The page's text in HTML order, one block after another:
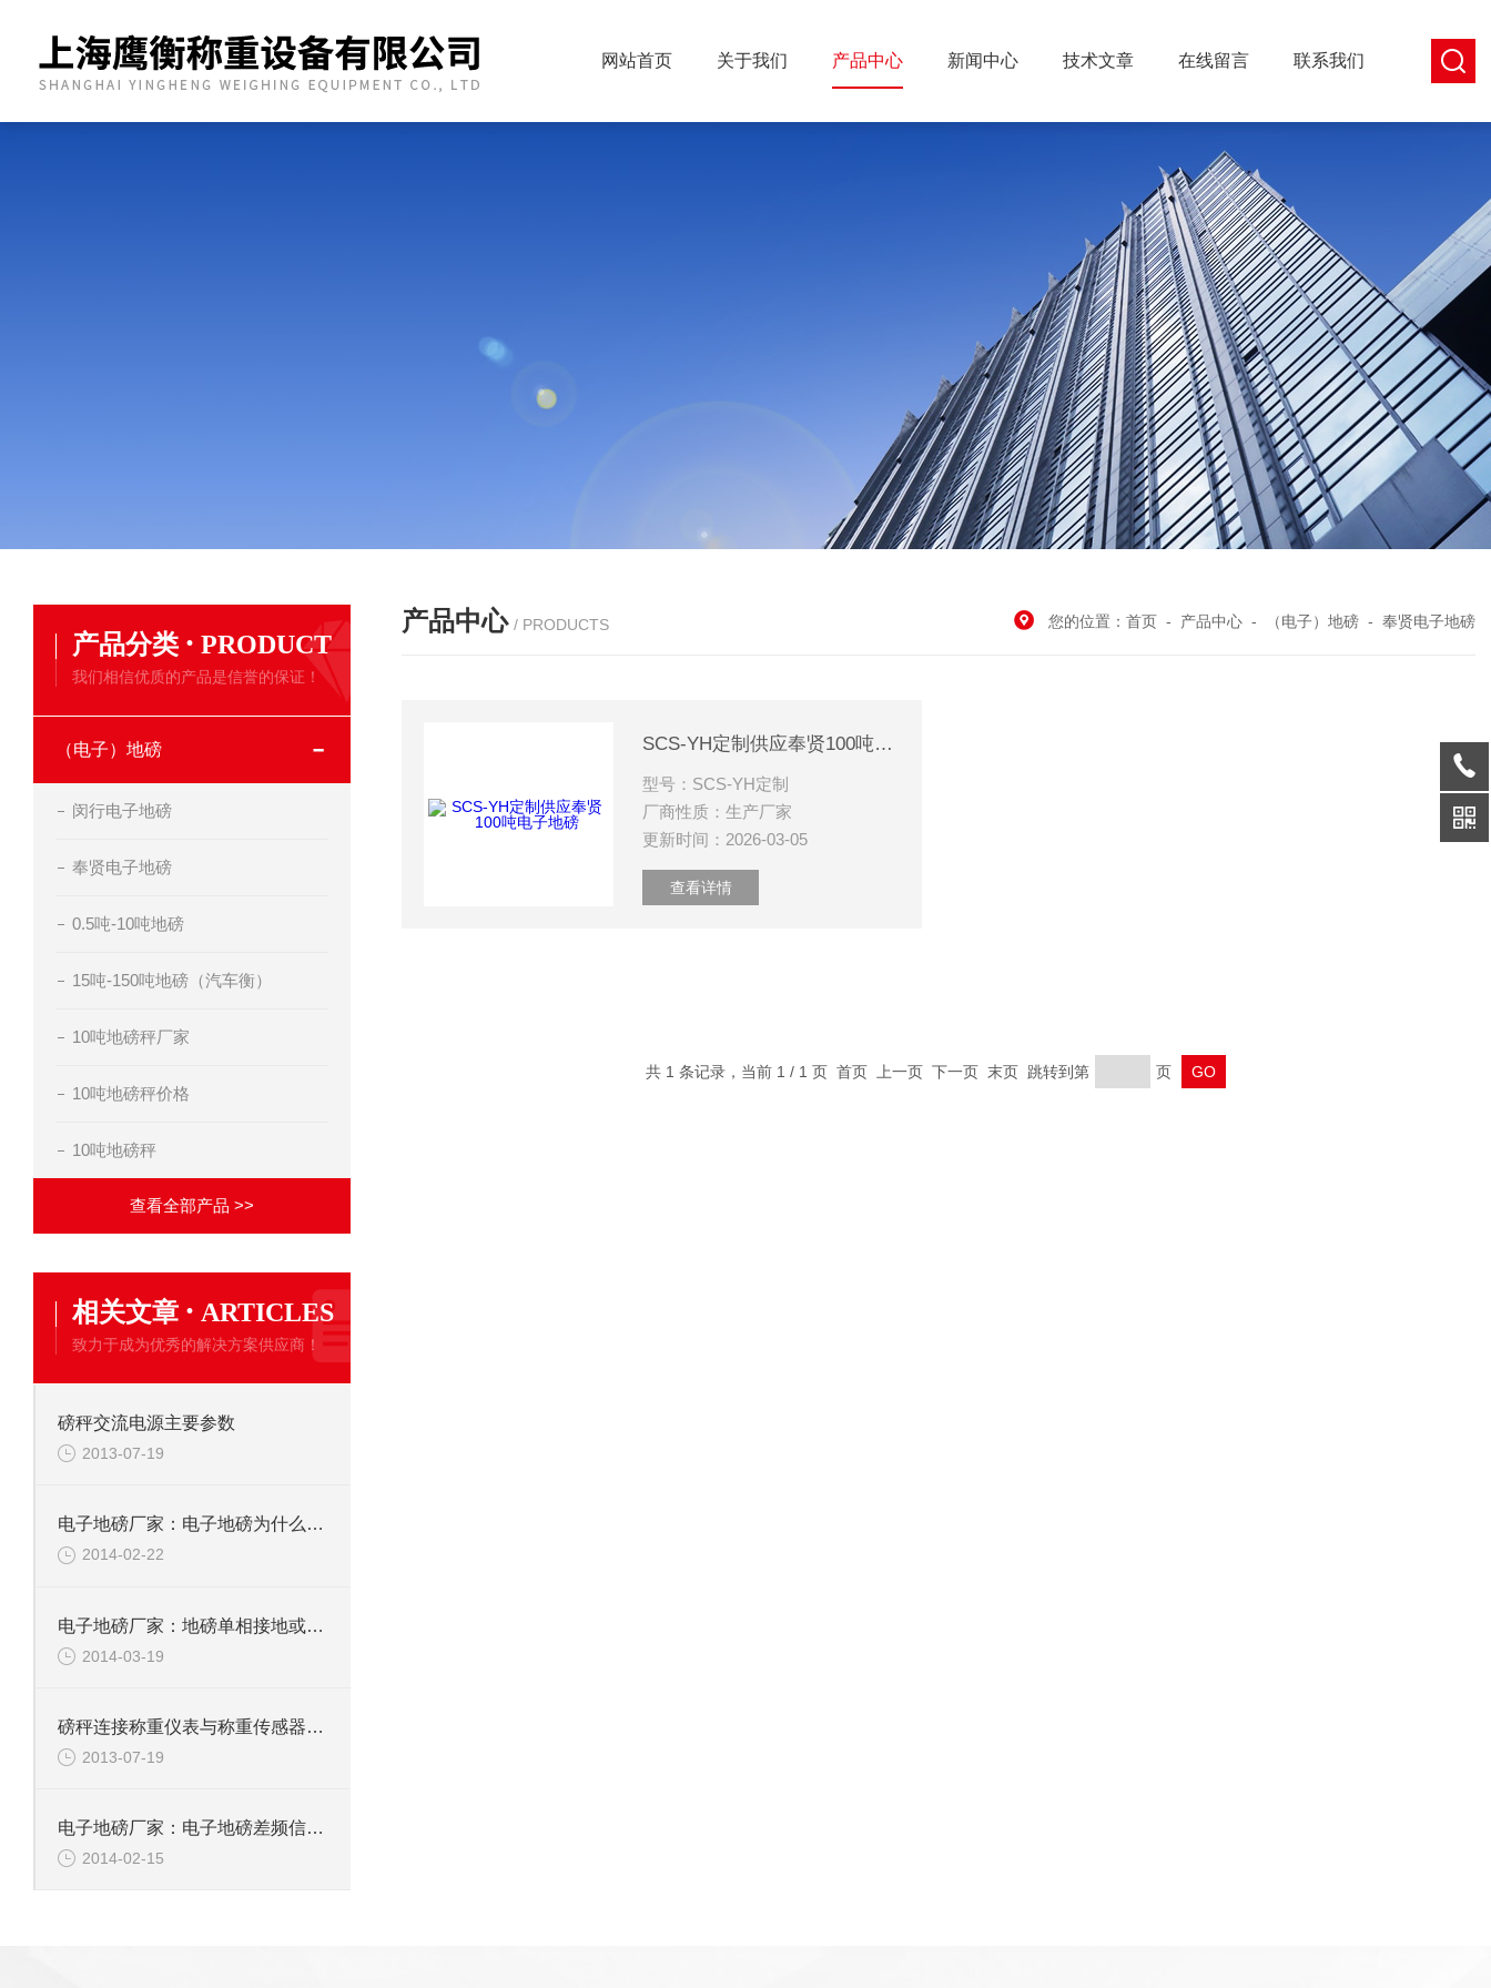
网站首页 关于我们 产品中心 新闻中心 技术文章 在线留言 联系我们
产品分类 · PRODUCT
我们相信优质的产品是信誉的保证！
（电子）地磅
闵行电子地磅
奉贤电子地磅
0.5吨-10吨地磅
15吨-150吨地磅（汽车衡）
10吨地磅秤厂家
10吨地磅秤价格
10吨地磅秤
查看全部产品 >>
相关文章 · ARTICLES
致力于成为优秀的解决方案供应商！
磅秤交流电源主要参数
2013-07-19
电子地磅厂家：电子地磅为什么会有这样的误差？
2014-02-22
电子地磅厂家：地磅单相接地或间歇性电弧接地
2014-03-19
磅秤连接称重仪表与称重传感器的电缆线
2013-07-19
电子地磅厂家：电子地磅差频信号的频率丈量
2014-02-15
产品中心 / PRODUCTS 您的位置： 首页 - 产品中心 - （电子）地磅 - 奉贤电子地磅
SCS-YH定制供应奉贤100吨电子地磅
型号：SCS-YH定制
厂商性质：生产厂家
更新时间：2026-03-05
查看详情
共 1 条记录，当前 1 / 1 页 首页 上一页 下一页 末页 跳转到第 页